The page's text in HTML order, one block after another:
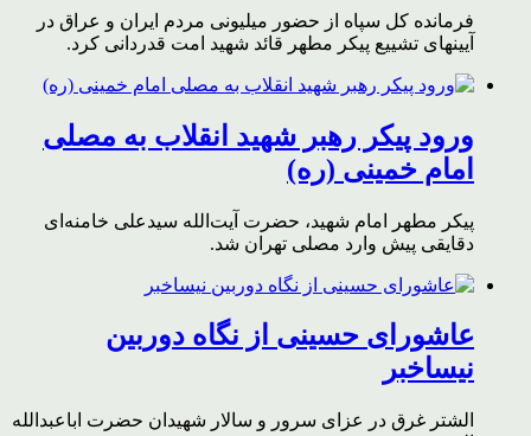
فرمانده کل سپاه از حضور میلیونی مردم ایران و عراق در
آیینهای تشییع پیکر مطهر قائد شهید امت قدردانی کرد.
ورود پیکر رهبر شهید انقلاب به مصلی
امام خمینی (ره)
پیکر مطهر امام شهید،‌ حضرت آیت‌الله سیدعلی خامنه‌ای
دقایقی پیش وارد مصلی تهران شد.
عاشورای حسینی از نگاه دوربین
نیساخبر
الشتر غرق در عزای سرور و سالار شهیدان حضرت اباعبدالله